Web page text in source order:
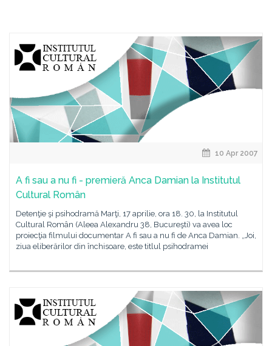
10 Apr 2007
A fi sau a nu fi - premieră Anca Damian la Institutul
Cultural Român
Detenţie şi psihodramă Marţi, 17 aprilie, ora 18. 30, la Institutul
Cultural Român (Aleea Alexandru 38, Bucureşti) va avea loc
proiecţia filmului documentar A fi sau a nu fi de Anca Damian. „Joi,
ziua eliberărilor din închisoare, este titlul psihodramei